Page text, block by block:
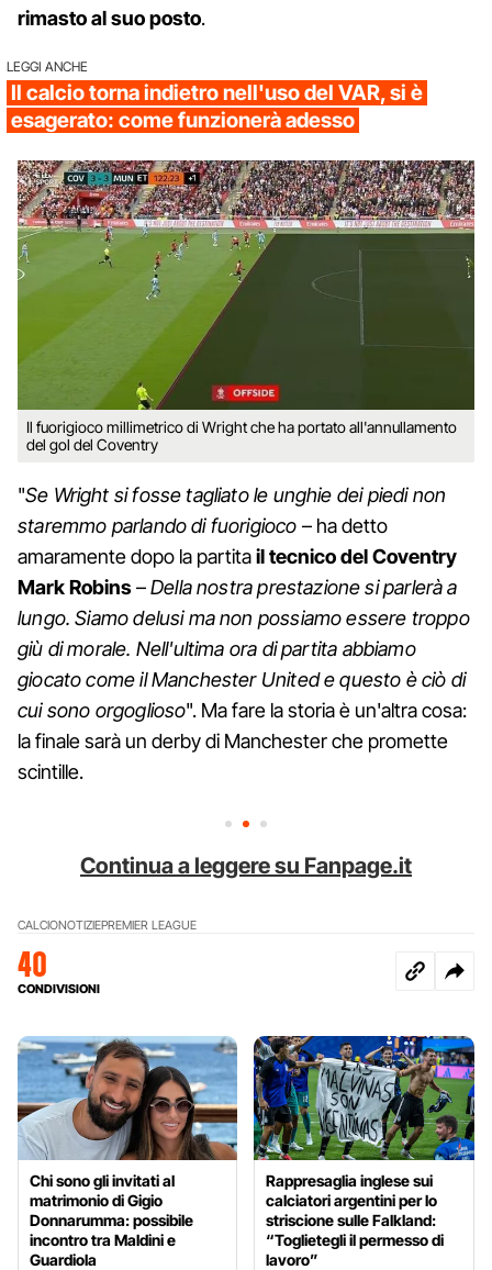
rimasto al suo posto.
LEGGI ANCHE
Il calcio torna indietro nell'uso del VAR, si è
esagerato: come funzionerà adesso
Il fuorigioco millimetrico di Wright che ha portato all'annullamento
del gol del Coventry
"Se Wright si fosse tagliato le unghie dei piedi non
staremmo parlando di fuorigioco – ha detto
amaramente dopo la partitail tecnico del Coventry
Mark Robins–Della nostra prestazione si parlerà a
lungo. Siamo delusi ma non possiamo essere troppo
giù di morale. Nell'ultima ora di partita abbiamo
giocato come il Manchester United e questo è ciò di
cui sono orgoglioso". Ma fare la storia è un'altra cosa:
la finale sarà un derby di Manchester che promette
scintille.
Continua a leggere su Fanpage.it
CALCIONOTIZIEPREMIER LEAGUE
40
CONDIVISIONI
Chi sono gli invitati al
matrimonio di Gigio
Donnarumma: possibile
incontro tra Maldini e
Guardiola
Rappresaglia inglese sui
calciatori argentini per lo
striscione sulle Falkland:
“Toglietegli il permesso di
lavoro”